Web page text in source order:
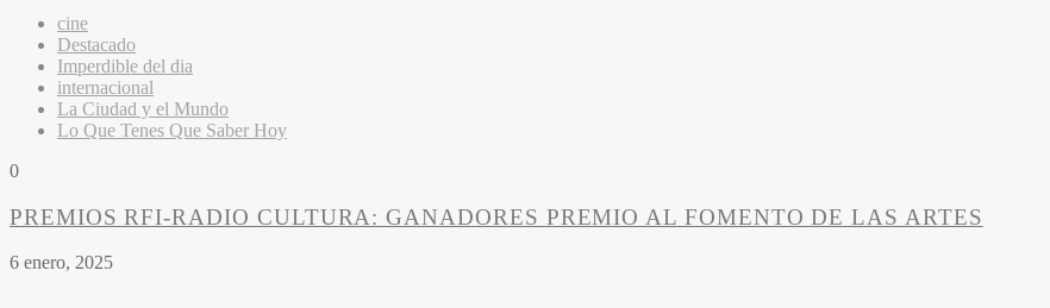
cine
Destacado
Imperdible del dia
internacional
La Ciudad y el Mundo
Lo Que Tenes Que Saber Hoy
0
PREMIOS RFI-RADIO CULTURA: GANADORES PREMIO AL FOMENTO DE LAS ARTES
6 enero, 2025